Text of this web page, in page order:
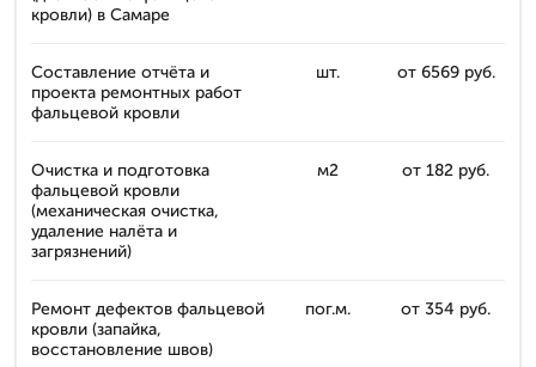
кровли) в Самаре
Составление отчёта и
проекта ремонтных работ
фальцевой кровли
шт. от 6569 руб.
Очистка и подготовка
фальцевой кровли
(механическая очистка,
удаление налёта и
загрязнений)
м2 от 182 руб.
Ремонт дефектов фальцевой
кровли (запайка,
восстановление швов)
пог.м. от 354 руб.